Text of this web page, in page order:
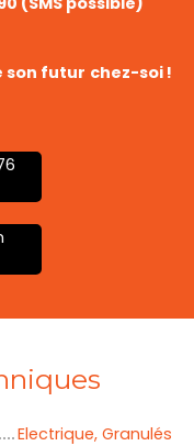
son futur chez-soi !
Electrique, Granulés